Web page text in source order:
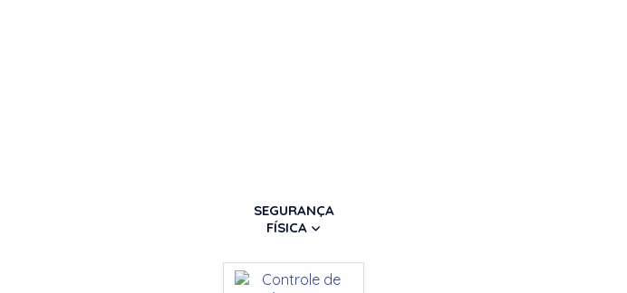
SEGURANÇA
FÍSICA